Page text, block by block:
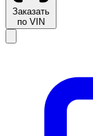
Заказать
по VIN